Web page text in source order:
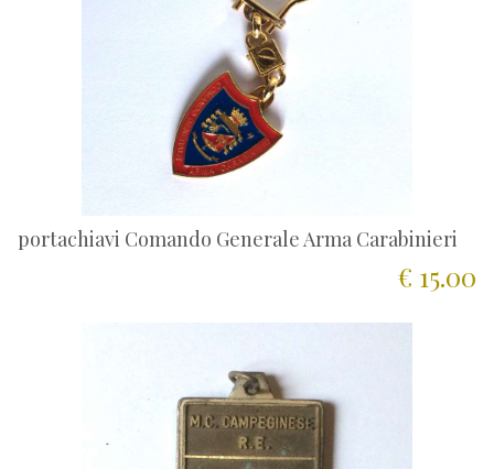
portachiavi Comando Generale Arma Carabinieri
€ 15.00